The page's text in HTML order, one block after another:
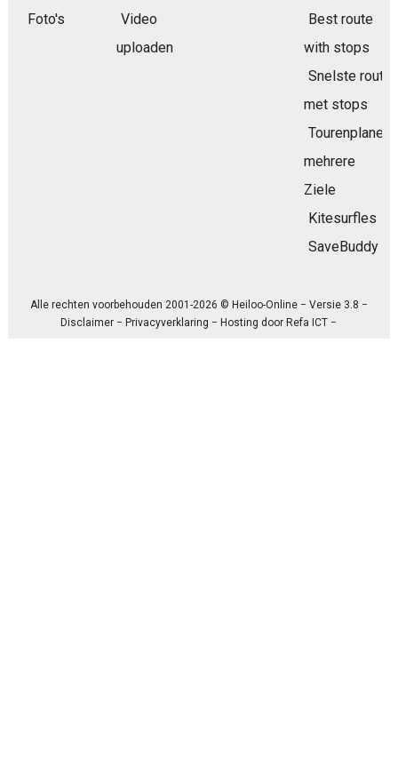
Foto's
Video
uploaden
Best route
with stops
Snelste route
met stops
Tourenplaner
mehrere
Ziele
Kitesurfles
SaveBuddy
Alle rechten voorbehouden 2001-2026 © Heiloo-Online − Versie 3.8 −
Disclaimer −Privacyverklaring − Hosting doorRefa ICT −